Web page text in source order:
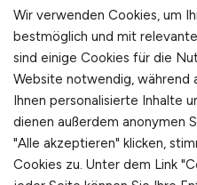
Management &
Deployment
HUK-COBURG
12.07.2026
Coburg
Wir verwenden Cookies, um
bestmöglich und mit
sind einige Cookies für die
Website notwendig, während
Ihnen personalisierte Inhalte
dienen außerdem anonymen
"Alle akzeptieren" klicken,
Cookies zu. Unter dem Link